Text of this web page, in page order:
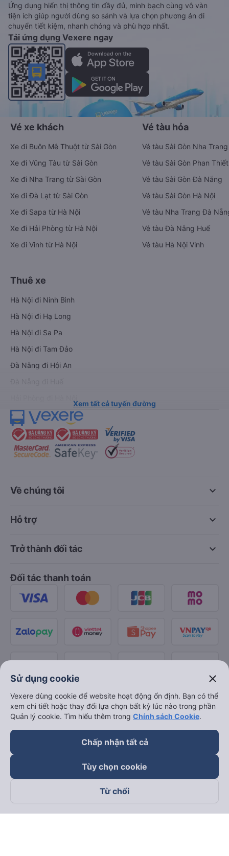
Ứng dụng hiển thị thông tin đầy đủ, minh bạch cùng vô vàn
tiện ích giúp người dùng so sánh và lựa chọn phương án di
chuyển tiết kiệm, nhanh chóng và phù hợp nhất.
Tải ứng dụng Vexere ngay
Vé xe khách
Xe đi Buôn Mê Thuột từ Sài Gòn
Xe đi Vũng Tàu từ Sài Gòn
Xe đi Nha Trang từ Sài Gòn
Xe đi Đà Lạt từ Sài Gòn
Xe đi Sapa từ Hà Nội
Xe đi Hải Phòng từ Hà Nội
Xe đi Vinh từ Hà Nội
Vé tàu hỏa
Vé tàu Sài Gòn Nha Trang
Vé tàu Sài Gòn Phan Thiết
Vé tàu Sài Gòn Đà Nẵng
Vé tàu Sài Gòn Hà Nội
Vé tàu Nha Trang Đà
Vé tàu Đà Nẵng Huế
Vé tàu Hà Nội Vinh
Thuê xe
Hà Nội đi Ninh Bình
Hà Nội đi Hạ Long
Hà Nội đi Sa Pa
Hà Nội đi Tam Đảo
Đà Nẵng đi Hội An
Xem tất cả tuyến đường
keyboard_arrow_down
Về chúng tôi
keyboard_arrow_down
Hỗ trợ
keyboard_arrow_down
Trở thành đối tác
Đối tác thanh toán
Theo dõi chúng tôi trên
Sử dụng cookie close
Vexere dùng cookie để website hoạt động ổn định. Bạn có thể
xem chi tiết hoặc thay đổi lựa chọn bất kỳ lúc nào trong phần
Quản lý cookie. Tìm hiểu thêm trong Chính sách Cookie.
Chấp nhận tất cả
Tùy chọn cookie
Từ chối